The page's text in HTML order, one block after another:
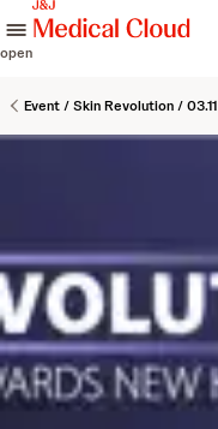
open
Event / Skin Revolution / 03.11